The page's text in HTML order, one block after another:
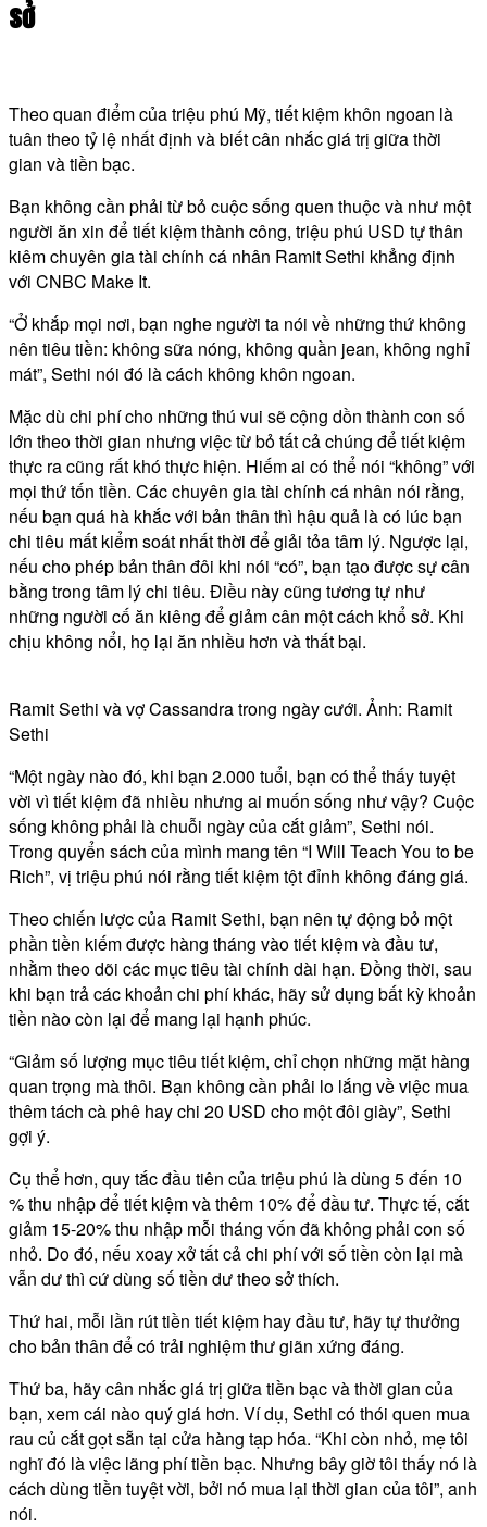
sở
Theo quan điểm của triệu phú Mỹ, tiết kiệm khôn ngoan là
tuân theo tỷ lệ nhất định và biết cân nhắc giá trị giữa thời
gian và tiền bạc.
Bạn không cần phải từ bỏ cuộc sống quen thuộc và như một
người ăn xin để tiết kiệm thành công, triệu phú USD tự thân
kiêm chuyên gia tài chính cá nhân Ramit Sethi khẳng định
với CNBC Make It.
“Ở khắp mọi nơi, bạn nghe người ta nói về những thứ không
nên tiêu tiền: không sữa nóng, không quần jean, không nghỉ
mát”, Sethi nói đó là cách không khôn ngoan.
Mặc dù chi phí cho những thú vui sẽ cộng dồn thành con số
lớn theo thời gian nhưng việc từ bỏ tất cả chúng để tiết kiệm
thực ra cũng rất khó thực hiện. Hiếm ai có thể nói “không” với
mọi thứ tốn tiền. Các chuyên gia tài chính cá nhân nói rằng,
nếu bạn quá hà khắc với bản thân thì hậu quả là có lúc bạn
chi tiêu mất kiểm soát nhất thời để giải tỏa tâm lý. Ngược lại,
nếu cho phép bản thân đôi khi nói “có”, bạn tạo được sự cân
bằng trong tâm lý chi tiêu. Điều này cũng tương tự như
những người cố ăn kiêng để giảm cân một cách khổ sở. Khi
chịu không nổi, họ lại ăn nhiều hơn và thất bại.
Ramit Sethi và vợ Cassandra trong ngày cưới. Ảnh: Ramit
Sethi
“Một ngày nào đó, khi bạn 2.000 tuổi, bạn có thể thấy tuyệt
vời vì tiết kiệm đã nhiều nhưng ai muốn sống như vậy? Cuộc
sống không phải là chuỗi ngày của cắt giảm”, Sethi nói.
Trong quyển sách của mình mang tên “I Will Teach You to be
Rich”, vị triệu phú nói rằng tiết kiệm tột đỉnh không đáng giá.
Theo chiến lược của Ramit Sethi, bạn nên tự động bỏ một
phần tiền kiếm được hàng tháng vào tiết kiệm và đầu tư,
nhằm theo dõi các mục tiêu tài chính dài hạn. Đồng thời, sau
khi bạn trả các khoản chi phí khác, hãy sử dụng bất kỳ khoản
tiền nào còn lại để mang lại hạnh phúc.
“Giảm số lượng mục tiêu tiết kiệm, chỉ chọn những mặt hàng
quan trọng mà thôi. Bạn không cần phải lo lắng về việc mua
thêm tách cà phê hay chi 20 USD cho một đôi giày”, Sethi
gợi ý.
Cụ thể hơn, quy tắc đầu tiên của triệu phú là dùng 5 đến 10
% thu nhập để tiết kiệm và thêm 10% để đầu tư. Thực tế, cắt
giảm 15-20% thu nhập mỗi tháng vốn đã không phải con số
nhỏ. Do đó, nếu xoay xở tất cả chi phí với số tiền còn lại mà
vẫn dư thì cứ dùng số tiền dư theo sở thích.
Thứ hai, mỗi lần rút tiền tiết kiệm hay đầu tư, hãy tự thưởng
cho bản thân để có trải nghiệm thư giãn xứng đáng.
Thứ ba, hãy cân nhắc giá trị giữa tiền bạc và thời gian của
bạn, xem cái nào quý giá hơn. Ví dụ, Sethi có thói quen mua
rau củ cắt gọt sẵn tại cửa hàng tạp hóa. “Khi còn nhỏ, mẹ tôi
nghĩ đó là việc lãng phí tiền bạc. Nhưng bây giờ tôi thấy nó là
cách dùng tiền tuyệt vời, bởi nó mua lại thời gian của tôi”, anh
nói.